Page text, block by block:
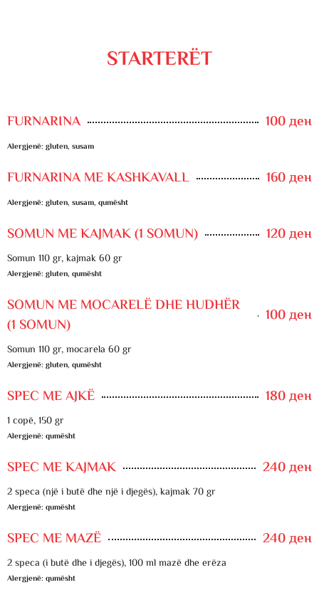
STARTERËT
FURNARINA 100 ден
Alergjenë: gluten, susam
FURNARINA ME KASHKAVALL 160 ден
Alergjenë: gluten, susam, qumësht
SOMUN ME KAJMAK (1 SOMUN) 120 ден
Somun 110 gr, kajmak 60 gr
Alergjenë: gluten, qumësht
SOMUN ME MOCARELË DHE HUDHËR
(1 SOMUN)
100 ден
Somun 110 gr, mocarela 60 gr
Alergjenë: gluten, qumësht
SPEC ME AJKË 180 ден
1 copë, 150 gr
Alergjenë: qumësht
SPEC ME KAJMAK 240 ден
2 speca (një i butë dhe një i djegës), kajmak 70 gr
Alergjenë: qumësht
SPEC ME MAZË 240 ден
2 speca (i butë dhe i djegës), 100 ml mazë dhe erëza
Alergjenë: qumësht